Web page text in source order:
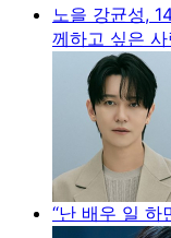
노을 강균성,
께하고 싶은
“난 배우 일 하